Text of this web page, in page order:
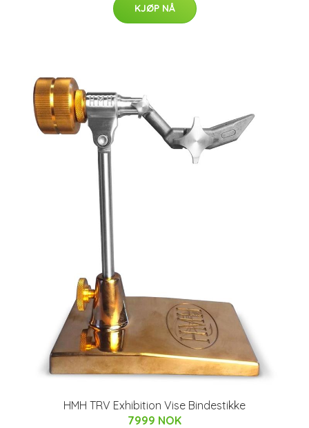
KJØP NÅ
HMH TRV Exhibition Vise Bindestikke
7999 NOK